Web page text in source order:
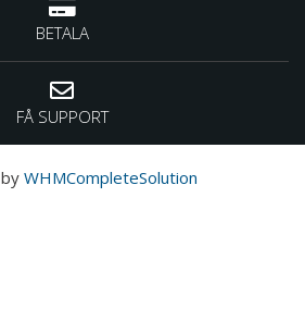
BETALA
FÅ SUPPORT
WHMCompleteSolution